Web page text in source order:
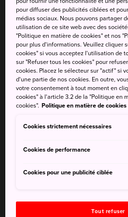
se déroule sur deux semaines,
flammes purificatrices. Venez du
ce puissant cérémonial
À ne pas manquer
Une chance de prendre part
Admirer les torches
Comment s'y rendre
Shuni-e se tient autemple Todaiji
auquel il est possible d'accéder
pour diffuser des publicités ciblées et
médias sociaux. Nous pouvons partager
utilisation de ce site web avec des
"Politique en matière de cookies" et nos
pour plus d'informations. Veuillez cliquer
cookies" si vous acceptez l'utilisation de
sur "Refuser tous les cookies" pour
cookies. Placez le sélecteur sur "actif" si
d'une partie de nos cookies. En outre,
votre consentement à tout moment en
cookies" à l'article 3.2 de la "Politique en
cookies". Politique en matière de cookies
Cookies strictement nécessaires
Cookies de performance
Cookies pour une publicité ciblée
Tout refuser